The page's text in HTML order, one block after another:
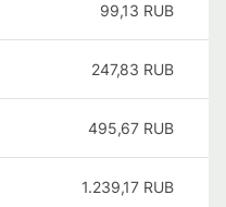
99,13 RUB
247,83 RUB
495,67 RUB
1.239,17 RUB